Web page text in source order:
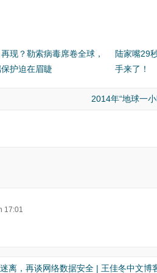
现？勒索病毒席卷全球，
护迫在眉睫
陆家嘴29
手来了！
2014年“地球一
17:01
离，再谈网络数据安全 | 王佳冬中文博